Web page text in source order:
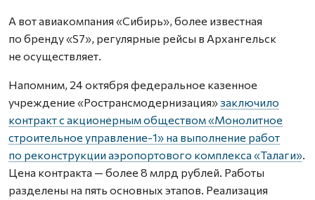
А вот авиакомпания «Сибирь», более известная
по бренду «S7», регулярные рейсы в Архангельск
не осуществляет.
Напомним, 24 октября федеральное казенное
учреждение «Ространсмодернизация»заключило
контракт с акционерным обществом «Монолитное
строительное управление-1» на выполнение работ
по реконструкции аэропортового комплекса «Талаги».
Цена контракта — более 8 млрд рублей. Работы
разделены на пять основных этапов. Реализация